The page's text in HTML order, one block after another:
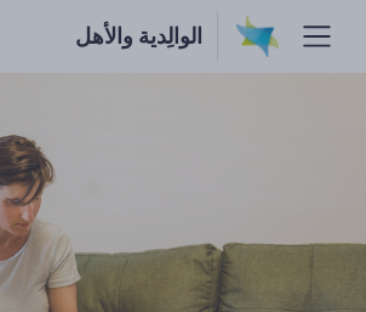
الوالِدية والأهل